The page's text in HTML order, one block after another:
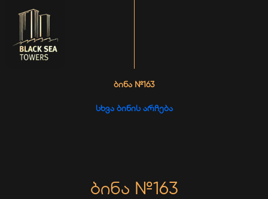
ᲑᲘᲜᲐ №163
ᲡᲮᲕᲐ ᲑᲘᲜᲘᲡ ᲐᲠᲩᲔᲑᲐ
ბინა №163